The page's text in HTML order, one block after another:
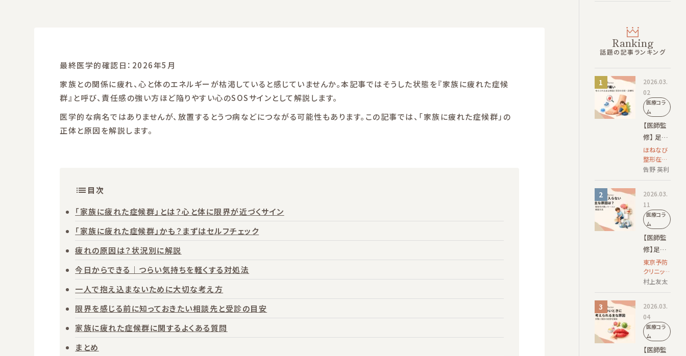
最終医学的確認日：2026年5月
家族との関係に疲れ、心と体のエネルギーが枯渇していると感じていませんか。本記事ではそうした状態を『家族に疲れた症候
群』と呼び、責任感の強い方ほど陥りやすい心のSOSサインとして解説します。
医学的な病名ではありませんが、放置するとうつ病などにつながる可能性もあります。この記事では、「家族に疲れた症候群」の
正体と原因を解説します。
目次
「家族に疲れた症候群」とは？心と体に限界が近づくサイン
「家族に疲れた症候群」かも？まずはセルフチェック
疲れの原因は？状況別に解説
今日からできる｜つらい気持ちを軽くする対処法
一人で抱え込まないために大切な考え方
限界を感じる前に知っておきたい相談先と受診の目安
家族に疲れた症候群に関するよくある質問
まとめ
Ranking
話題の記事ランキング
2026.03.
02
医療コラ
ム
【医師監
修】 足の
甲が痛い
｜考えら
れる主な
原因と受
診の目
安・診療
科
ほねなび
整形在宅
クリニッ
告野 英利
2026.03.
11
医療コラ
ム
【医師監
修】足に
力が入ら
ない主な
原因は？
緊急性が
高いケー
スと検査
方法
東京予防
クリニッ
ク 院長
村上友太
2026.03.
04
医療コラ
ム
【医師監